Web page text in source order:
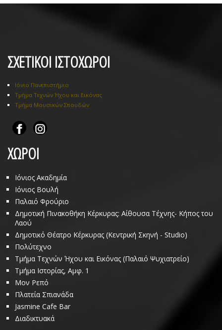
ΣΧΕΤΙΚΟΙ ΙΣΤΟΧΩΡΟΙ
Ιόνιο Πανεπιστήμιο
Τμήμα Τεχνών Ήχου και Εικόνας
Τμήμα Μουσικών Σπουδών
ΧΩΡΟΙ
Ιόνιος Ακαδημία
Ιόνιος Βουλή
Παλαιό Φρούριο
Δημοτική Πινακοθήκη Κέρκυρας: Αίθουσα Τέχνης- Κήπος του
Λαού
Δημοτικό Θέατρο Κέρκυρας (Κεντρική Σκηνή - Studio)
Πολύτεχνο
Τμήμα Τεχνών Ήχου και Εικόνας (Παλαιό Ψυχιατρείο)
Τμήμα Ιστορίας, Αμφ. 1
Μον Ρεπό
Πλατεία Σπιανάδα
Jasmine Cafe Bar
Διαδικτυακά